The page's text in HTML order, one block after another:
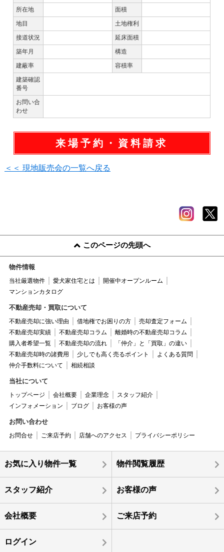
所在地
面積
地目
土地権利
接道状況
延床面積
築年月
構造
建蔽率
容積率
建築確認
番号
お問い合
わせ
来場予約・資料請求
＜＜ 現地販売会の一覧へ戻る
このページの先頭へ
物件情報
当社厳選物件 愛犬家住宅とは
開催中オープンルーム
マンションカタログ
不動産売却・買取について
不動産売却に強い理由 借地権でお困りの方
売却査定フォーム
不動産売却実績
不動産売却コラム
離婚時の不動産売却コラム
購入者希望一覧
不動産売却の流れ
「仲介」と「買取」の違い
不動産売却時の諸費用
少しでも高く売るポイント
よくある質問
仲介手数料について
相続相談
当社について
トップページ 会社概要 企業理念
スタッフ紹介
インフォメーション
ブログ お客様の声
お問い合わせ
お問合せ ご来店予約 店舗へのアクセス プライバシーポリシー
お気に入り物件一覧 物件閲覧履歴
スタッフ紹介 お客様の声
会社概要 ご来店予約
ログイン